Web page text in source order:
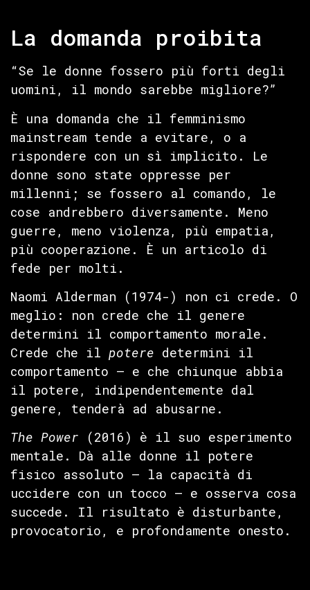
La domanda proibita
“Se le donne fossero più forti degli
uomini, il mondo sarebbe migliore?”
È una domanda che il femminismo
mainstream tende a evitare, o a
rispondere con un sì implicito. Le
donne sono state oppresse per
millenni; se fossero al comando, le
cose andrebbero diversamente. Meno
guerre, meno violenza, più empatia,
più cooperazione. È un articolo di
fede per molti.
Naomi Alderman (1974-) non ci crede. O
meglio: non crede che il genere
determini il comportamento morale.
Crede che il potere determini il
comportamento — e che chiunque abbia
il potere, indipendentemente dal
genere, tenderà ad abusarne.
The Power (2016) è il suo esperimento
mentale. Dà alle donne il potere
fisico assoluto — la capacità di
uccidere con un tocco — e osserva cosa
succede. Il risultato è disturbante,
provocatorio, e profondamente onesto.